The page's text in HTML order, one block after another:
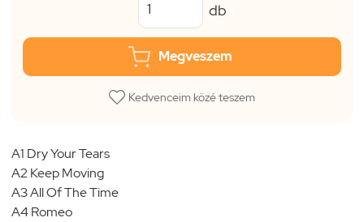
db
Megveszem
Kedvenceim közé teszem
A1 Dry Your Tears
A2 Keep Moving
A3 All Of The Time
A4 Romeo